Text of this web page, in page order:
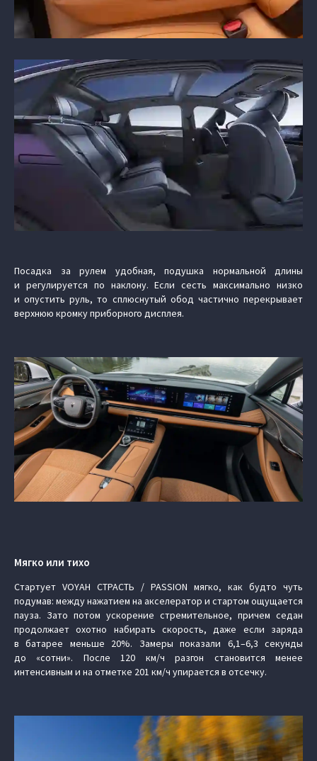
Посадка за рулем удобная, подушка нормальной длины
и регулируется по наклону. Если сесть максимально низко
и опустить руль, то сплюснутый обод частично перекрывает
верхнюю кромку приборного дисплея.
Мягко или тихо
Стартует VOYAH СТРАСТЬ / PASSION мягко, как будто чуть
подумав: между нажатием на акселератор и стартом ощущается
пауза. Зато потом ускорение стремительное, причем седан
продолжает охотно набирать скорость, даже если заряда
в батарее меньше 20%. Замеры показали 6,1–6,3 секунды
до «сотни». После 120 км/ч разгон становится менее
интенсивным и на отметке 201 км/ч упирается в отсечку.